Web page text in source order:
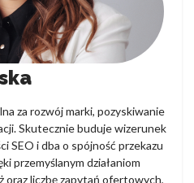
za rozwój marki, pozyskiwanie
Skutecznie buduje wizerunek
SEO i dba o spójność przekazu
przemyślanym działaniom
oraz liczbę zapytań ofertowych,